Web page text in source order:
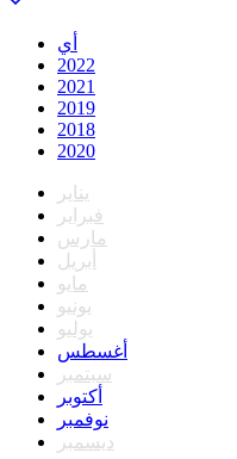
أي
2022
2021
2019
2018
2020
يناير
فبراير
مارس
أبريل
مايو
يونيو
يوليو
أغسطس
سبتمبر
أكتوبر
نوفمبر
ديسمبر